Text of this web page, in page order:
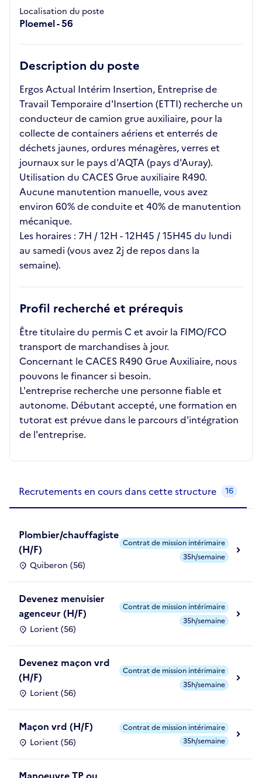
Localisation du poste
Ploemel - 56
Description du poste
Ergos Actual Intérim Insertion, Entreprise de
Travail Temporaire d'Insertion (ETTI) recherche un
conducteur de camion grue auxiliaire, pour la
collecte de containers aériens et enterrés de
déchets jaunes, ordures ménagères, verres et
journaux sur le pays d'AQTA (pays d'Auray).
Utilisation du CACES Grue auxiliaire R490.
Aucune manutention manuelle, vous avez
environ 60% de conduite et 40% de manutention
mécanique.
Les horaires : 7H / 12H - 12H45 / 15H45 du lundi
au samedi (vous avez 2j de repos dans la
semaine).
Profil recherché et prérequis
Être titulaire du permis C et avoir la FIMO/FCO
transport de marchandises à jour.
Concernant le CACES R490 Grue Auxiliaire, nous
pouvons le financer si besoin.
L'entreprise recherche une personne fiable et
autonome. Débutant accepté, une formation en
tutorat est prévue dans le parcours d'intégration
de l'entreprise.
Recrutements en cours dans cette structure 16
Plombier/chauffagiste
(H/F)
Quiberon (56)
Contrat de mission intérimaire
35h/semaine
Devenez menuisier
agenceur (H/F)
Lorient (56)
Contrat de mission intérimaire
35h/semaine
Devenez maçon vrd
(H/F)
Lorient (56)
Contrat de mission intérimaire
35h/semaine
Maçon vrd (H/F)
Lorient (56)
Contrat de mission intérimaire
35h/semaine